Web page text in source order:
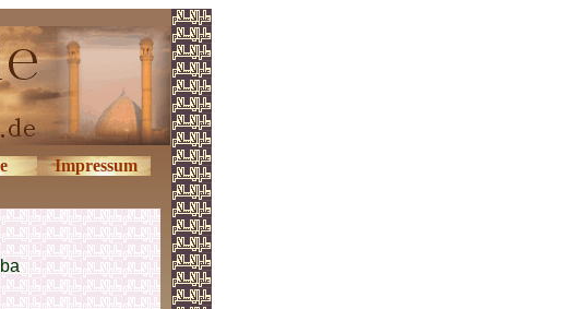
Impressum